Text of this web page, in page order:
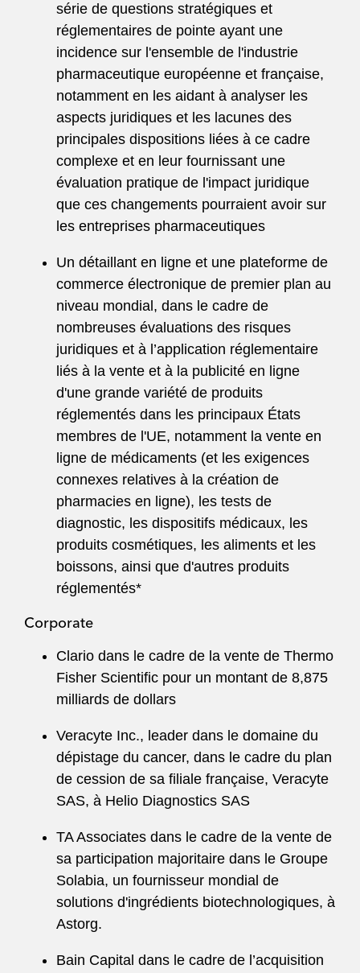
série de questions stratégiques et
réglementaires de pointe ayant une
incidence sur l'ensemble de l'industrie
pharmaceutique européenne et française,
notamment en les aidant à analyser les
aspects juridiques et les lacunes des
principales dispositions liées à ce cadre
complexe et en leur fournissant une
évaluation pratique de l'impact juridique
que ces changements pourraient avoir sur
les entreprises pharmaceutiques
Un détaillant en ligne et une plateforme de
commerce électronique de premier plan au
niveau mondial, dans le cadre de
nombreuses évaluations des risques
juridiques et à l’application réglementaire
liés à la vente et à la publicité en ligne
d'une grande variété de produits
réglementés dans les principaux États
membres de l'UE, notamment la vente en
ligne de médicaments (et les exigences
connexes relatives à la création de
pharmacies en ligne), les tests de
diagnostic, les dispositifs médicaux, les
produits cosmétiques, les aliments et les
boissons, ainsi que d'autres produits
réglementés*
Corporate
Clario dans le cadre de la vente de Thermo
Fisher Scientific pour un montant de 8,875
milliards de dollars
Veracyte Inc., leader dans le domaine du
dépistage du cancer, dans le cadre du plan
de cession de sa filiale française, Veracyte
SAS, à Helio Diagnostics SAS
TA Associates dans le cadre de la vente de
sa participation majoritaire dans le Groupe
Solabia, un fournisseur mondial de
solutions d'ingrédients biotechnologiques, à
Astorg.
Bain Capital dans le cadre de l’acquisition